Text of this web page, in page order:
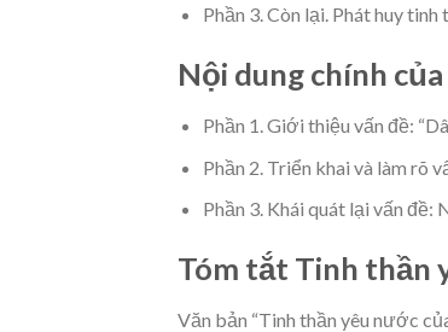
Phần 3. Còn lại. Phát huy
Nội dung chính
Phần 1. Giới thiệu vấn đề:
Phần 2. Triển khai và làm rõ
Phần 3. Khái quát lại vấn
Tóm tắt Tinh thần
Văn bản “Tinh thần yêu nước